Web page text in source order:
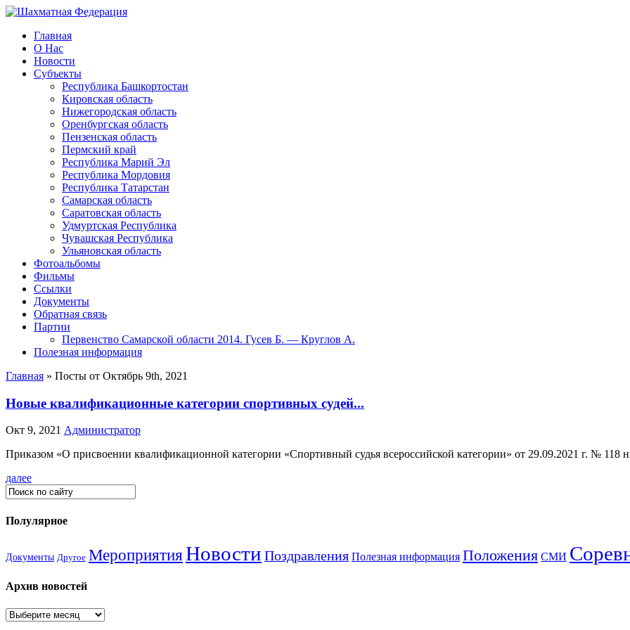
Главная
О Нас
Новости
Субъекты
Республика Башкортостан
Кировская область
Нижегородская область
Оренбургская область
Пензенская область
Пермский край
Республика Марий Эл
Республика Мордовия
Республика Татарстан
Самарская область
Саратовская область
Удмуртская Республика
Чувашская Республика
Ульяновская область
Фотоальбомы
Фильмы
Ссылки
Документы
Обратная связь
Партии
Первенство Самарской области 2014. Гусев Б. — Круглов А.
Полезная информация
Главная » Посты от Октябрь 9th, 2021
Новые квалификационные категории спортивных судей...
Окт 9, 2021 Администратор
Приказом «О присвоении квалификационной категории «Спортивный судья всероссийской категории» от 29.09.2021 г. № 118
далее
Полулярное
Документы Другое МероприятияНовости Поздравления Полезная информация Положения СМИ
Архив новостей